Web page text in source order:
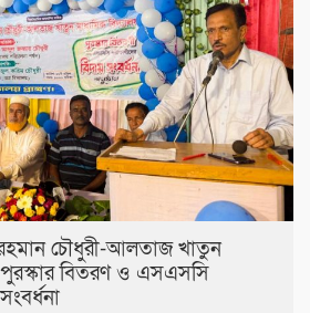
চৌধুরী-আলতাজ খাতুন
পুরস্কার বিতরণ ও এসএসসি